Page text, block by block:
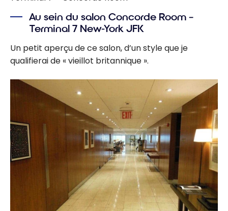
Au sein du salon Concorde Room –
Terminal 7 New-York JFK
Un petit aperçu de ce salon, d’un style que je
qualifierai de « vieillot britannique ».